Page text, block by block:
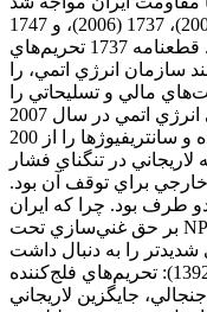
در دوره لاريجاني، قطعنامه‌هاي 1696 (2006)، 1737 (2006)، و 1747
(2007) تحت فصل هفتم اعمال شدند. قطعنامه 1737 تحريم‌هاي
سازمان انرژي اتمي، را
1747 محدوديت‌هاي مالي و تسليحاتي را
گسترش داد. گزارش آژانس بين المللي انرژي اتمي در سال 2007
نشان داد که ايران غني‌سازي را ادامه داده و سانتريفيوژها را از 200
لاريجاني در تنگناي فشار
براي توقف آن بود.
طرف بود. چرا که ايران
بر حق غني‌سازي تحت NPT اصرار داشت، در حالي که غرب آن را
جنجالي، جايگزين لاريجاني